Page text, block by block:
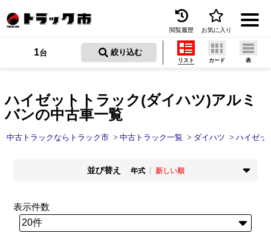
トラック買取
トラック市とは
お問い合わせ
閲覧履歴 お気に入り
ハイゼットトラック(ダイハツ)アルミ
バンの中古車一覧
1台 絞り込む
リスト カード 表
中古トラックならトラック市 中古トラック一覧 ダイハツ ハイゼッ
並び替え 年式
新しい順
新着順
走行距離
少ない順
多い順
価格
安い順
高い順
表示件数